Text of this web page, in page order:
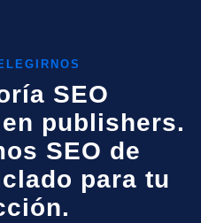
SEO
publishers.
SEO de
para tu